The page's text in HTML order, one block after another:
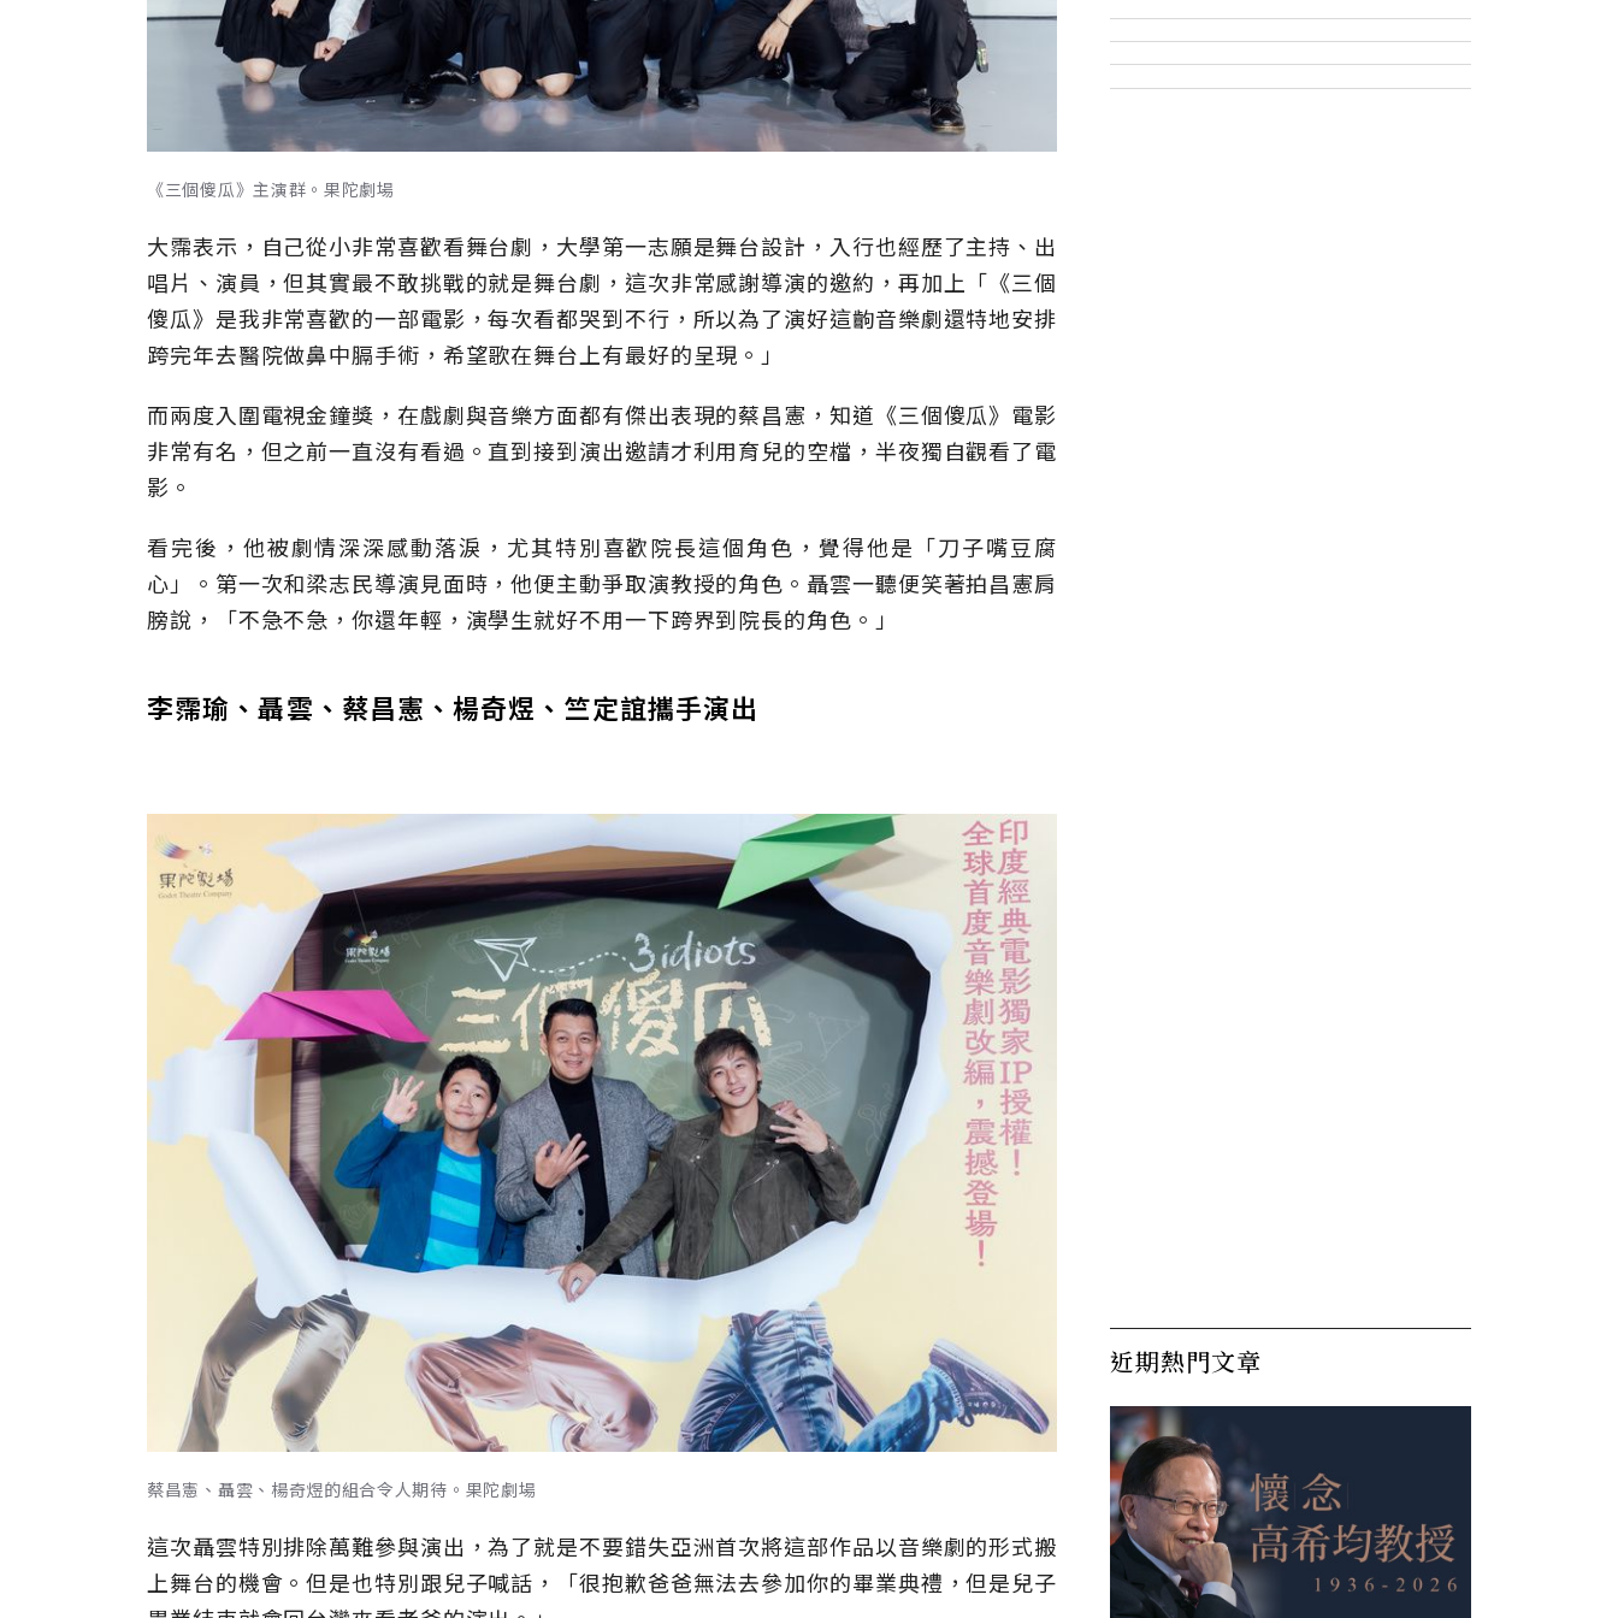
《三個傻瓜》主演群。果陀劇場
大霈表示，自己從小非常喜歡看舞台劇，大學第一志願是舞台設計，入行也經歷了主持、出
唱片、演員，但其實最不敢挑戰的就是舞台劇，這次非常感謝導演的邀約，再加上「《三個
傻瓜》是我非常喜歡的一部電影，每次看都哭到不行，所以為了演好這齣音樂劇還特地安排
跨完年去醫院做鼻中膈手術，希望歌在舞台上有最好的呈現。」
而兩度入圍電視金鐘獎，在戲劇與音樂方面都有傑出表現的蔡昌憲，知道《三個傻瓜》電影
非常有名，但之前一直沒有看過。直到接到演出邀請才利用育兒的空檔，半夜獨自觀看了電
影。
看完後，他被劇情深深感動落淚，尤其特別喜歡院長這個角色，覺得他是「刀子嘴豆腐
心」。第一次和梁志民導演見面時，他便主動爭取演教授的角色。聶雲一聽便笑著拍昌憲肩
膀說，「不急不急，你還年輕，演學生就好不用一下跨界到院長的角色。」
李霈瑜、聶雲、蔡昌憲、楊奇煜、竺定誼攜手演出
蔡昌憲、聶雲、楊奇煜的組合令人期待。果陀劇場
這次聶雲特別排除萬難參與演出，為了就是不要錯失亞洲首次將這部作品以音樂劇的形式搬
上舞台的機會。但是也特別跟兒子喊話，「很抱歉爸爸無法去參加你的畢業典禮，但是兒子
近期熱門文章